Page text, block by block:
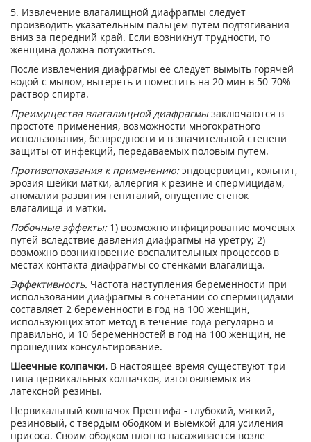
5. Извлечение влагалищной диафрагмы следует
производить указательным пальцем путем подтягивания
вниз за передний край. Если возникнут трудности, то
женщина должна потужиться.
После извлечения диафрагмы ее следует вымыть горячей
водой с мылом, вытереть и поместить на 20 мин в 50-70%
раствор спирта.
Преимущества влагалищной диафрагмызаключаются в
простоте применения, возможности многократного
использования, безвредности и в значительной степени
защиты от инфекций, передаваемых половым путем.
Противопоказания к применению:эндоцервицит, кольпит,
эрозия шейки матки, аллергия к резине и спермицидам,
аномалии развития гениталий, опущение стенок
влагалища и матки.
Побочные эффекты:1) возможно инфицирование мочевых
путей вследствие давления диафрагмы на уретру; 2)
возможно возникновение воспалительных процессов в
местах контакта диафрагмы со стенками влагалища.
Эффективность. Частота наступления беременности при
использовании диафрагмы в сочетании со спермицидами
составляет 2 беременности в год на 100 женщин,
использующих этот метод в течение года регулярно и
правильно, и 10 беременностей в год на 100 женщин, не
прошедших консультирование.
Шеечные колпачки. В настоящее время существуют три
типа цервикальных колпачков, изготовляемых из
латексной резины.
Цервикальный колпачок Прентифа - глубокий, мягкий,
резиновый, с твердым ободком и выемкой для усиления
присоса. Своим ободком плотно насаживается возле